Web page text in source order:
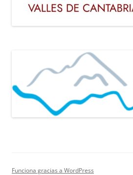
Funciona gracias a WordPress